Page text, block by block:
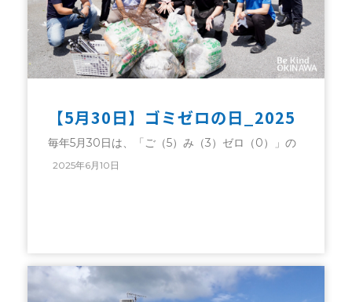
【5月30日】ゴミゼロの日_2025
毎年5月30日は、「ご（5）み（3）ゼロ（0）」の
2025年6月10日